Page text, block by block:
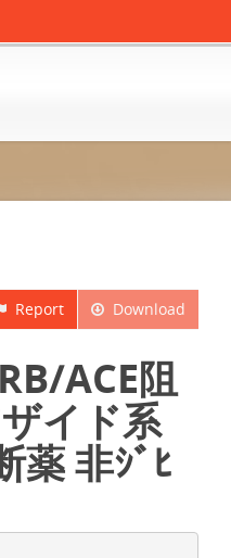
Download
Report
ACE阻
イド系
薬 非ｼﾞﾋ